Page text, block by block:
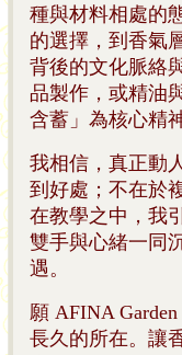
種與材料相處的
的選擇，到香氣
背後的文化脈絡
品製作，或精油
含蓄」為核心精神
我相信，真正動
到好處；不在於
在教學之中，我
雙手與心緒一同
遇。
願 AFINA
長久的所在。讓